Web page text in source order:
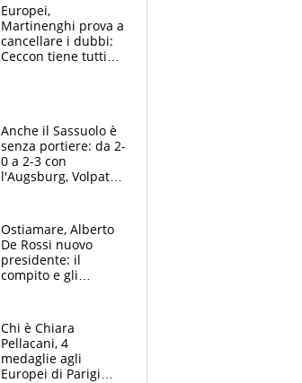
Europei,
Martinenghi prova a
cancellare i dubbi:
Ceccon tiene tutti
Anche il Sassuolo è
senza portiere: da 2-
0 a 2-3 con
l'Augsburg, Volpato
Ostiamare, Alberto
De Rossi nuovo
presidente: il
compito e gli
Chi è Chiara
Pellacani, 4
medaglie agli
Europei di Parigi